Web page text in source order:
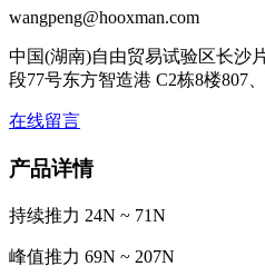
wangpeng@hooxman.com
中国(湖南)自由贸易试验区长沙
段77号东方智造港 C2栋8楼807
在线留言
产品详情
持续推力 24N ~ 71N
峰值推力 69N ~ 207N